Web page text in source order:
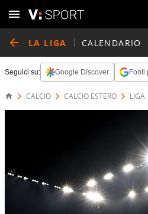
LA LIGA CALENDARIO
Seguici su: Google Discover Fonti
CALCIO CALCIO ESTERO LIGA